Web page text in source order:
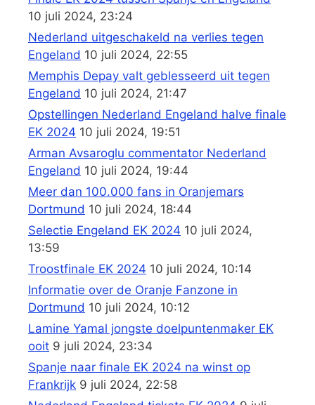
10 juli 2024, 23:24
Nederland uitgeschakeld na verlies tegen
Engeland 10 juli 2024, 22:55
Memphis Depay valt geblesseerd uit tegen
Engeland 10 juli 2024, 21:47
Opstellingen Nederland Engeland halve finale
EK 2024 10 juli 2024, 19:51
Arman Avsaroglu commentator Nederland
Engeland 10 juli 2024, 19:44
Meer dan 100.000 fans in Oranjemars
Dortmund 10 juli 2024, 18:44
Selectie Engeland EK 2024 10 juli 2024,
13:59
Troostfinale EK 2024 10 juli 2024, 10:14
Informatie over de Oranje Fanzone in
Dortmund 10 juli 2024, 10:12
Lamine Yamal jongste doelpuntenmaker EK
ooit 9 juli 2024, 23:34
Spanje naar finale EK 2024 na winst op
Frankrijk 9 juli 2024, 22:58